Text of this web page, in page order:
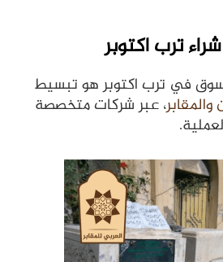
ترب اكتوبر
في ترب اكتوبر هو تبسيط
والمقابر، عبر شركات متخصصة